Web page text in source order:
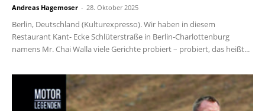
Andreas Hagemoser - 28. Oktober 2025
Berlin, Deutschland (Kulturexpresso). Wir haben in diesem
Restaurant Kant- Ecke Schlüterstraße in Berlin-Charlottenburg
namens Mr. Chai Walla viele Gerichte probiert – probiert, das heißt...